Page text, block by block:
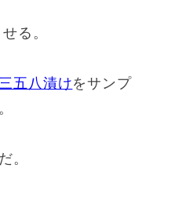
る。
五八漬けをサンプ
。